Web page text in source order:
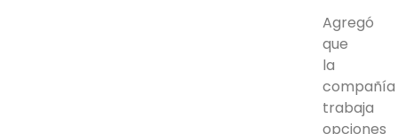
Agregó
que
la
compañía
trabaja
opciones